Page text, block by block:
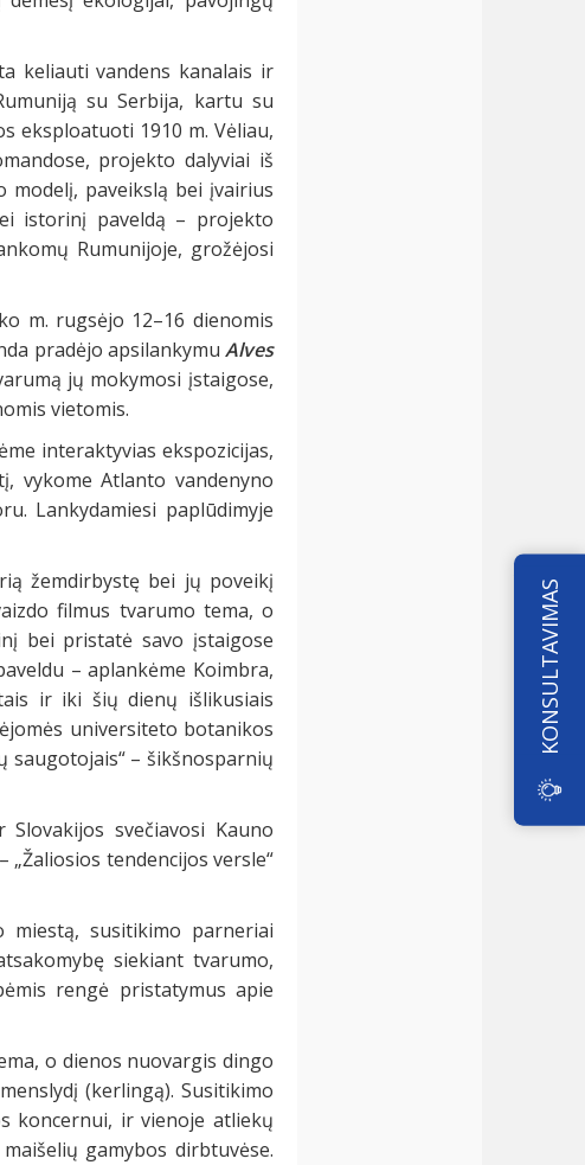
keliauti vandens kanalais ir
su Serbija, kartu su
eksploatuoti 1910 m. Vėliau,
projekto dalyviai iš
paveikslą bei įvairius
istorinį paveldą – projekto
Rumunijoje, grožėjosi
m. rugsėjo 12–16 dienomis
pradėjo apsilankymu Alves
jų mokymosi įstaigose,
vietomis.
interaktyvias ekspozicijas,
vykome Atlanto vandenyno
Lankydamiesi paplūdimyje
žemdirbystę bei jų poveikį
filmus tvarumo tema, o
bei pristatė savo įstaigose
– aplankėme Koimbra,
ir iki šių dienų išlikusiais
universiteto botanikos
saugotojais“ – šikšnosparnių
svečiavosi Kauno
tendencijos versle“
miestą, susitikimo parneriai
siekiant tvarumo,
rengė pristatymus apie
o dienos nuovargis dingo
(kerlingą). Susitikimo
koncernui, ir vienoje atliekų
gamybos dirbtuvėse.
KONSULTAVIMAS